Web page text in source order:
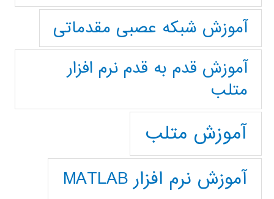
آموزش شبکه عصبی مقدماتی
آموزش قدم به قدم نرم افزار
متلب
آموزش متلب
آموزش نرم افزار MATLAB